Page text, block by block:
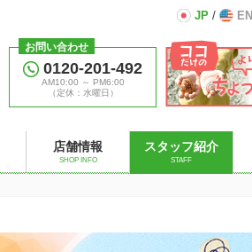
JP / EN
お問い合わせ
0120-201-492
AM10:00 ～ PM6:00
（定休：水曜日）
店舗情報
SHOP INFO
スタッフ紹介
STAFF